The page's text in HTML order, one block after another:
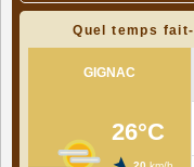
Quel temps